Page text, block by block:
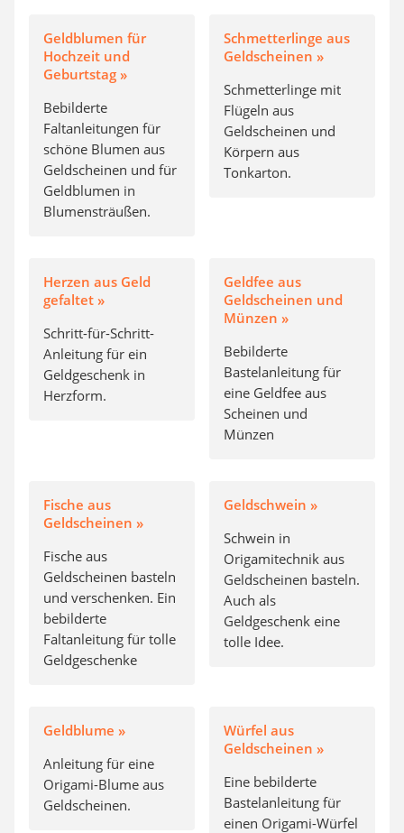
Geldblumen für
Hochzeit und
Geburtstag »
Bebilderte
Faltanleitungen für
schöne Blumen aus
Geldscheinen und für
Geldblumen in
Blumensträußen.
Schmetterlinge aus
Geldscheinen »
Schmetterlinge mit
Flügeln aus
Geldscheinen und
Körpern aus
Tonkarton.
Herzen aus Geld
gefaltet »
Schritt-für-Schritt-
Anleitung für ein
Geldgeschenk in
Herzform.
Geldfee aus
Geldscheinen und
Münzen »
Bebilderte
Bastelanleitung für
eine Geldfee aus
Scheinen und
Münzen
Fische aus
Geldscheinen »
Fische aus
Geldscheinen basteln
und verschenken. Ein
bebilderte
Faltanleitung für tolle
Geldgeschenke
Geldschwein »
Schwein in
Origamitechnik aus
Geldscheinen basteln.
Auch als
Geldgeschenk eine
tolle Idee.
Geldblume »
Anleitung für eine
Origami-Blume aus
Geldscheinen.
Würfel aus
Geldscheinen »
Eine bebilderte
Bastelanleitung für
einen Origami-Würfel